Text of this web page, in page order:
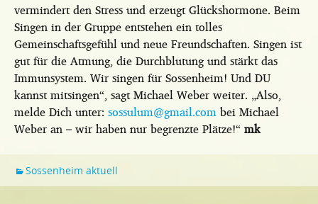
vermindert den Stress und erzeugt Glückshormone. Beim
Singen in der Gruppe entstehen ein tolles
Gemeinschaftsgefühl und neue Freundschaften. Singen ist
gut für die Atmung, die Durchblutung und stärkt das
Immunsystem. Wir singen für Sossenheim! Und DU
kannst mitsingen“, sagt Michael Weber weiter. „Also,
melde Dich unter: sossulum@gmail.combei Michael
Weber an – wir haben nur begrenzte Plätze!“mk
Sossenheim aktuell